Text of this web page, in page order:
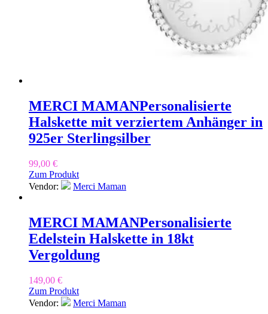
MERCI MAMANPersonalisierte
Halskette mit verziertem Anhänger in
925er Sterlingsilber
99,00 €
Zum Produkt
Vendor:
Merci Maman
MERCI MAMANPersonalisierte
Edelstein Halskette in 18kt
Vergoldung
149,00 €
Zum Produkt
Vendor:
Merci Maman